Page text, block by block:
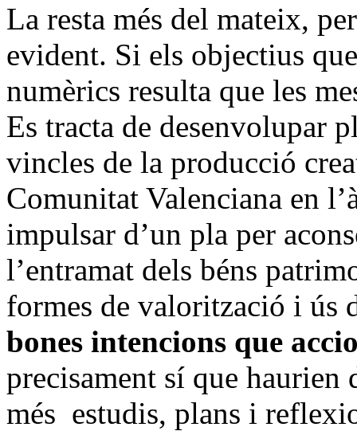
La resta més del mateix,
evident. Si els objectius
numèrics resulta que les
Es tracta de desenvolupar
vincles de la producció
Comunitat Valenciana en
impulsar d’un pla per
l’entramat dels béns
formes de valorització i
bones intencions que
precisament sí que haurien
més estudis, plans i